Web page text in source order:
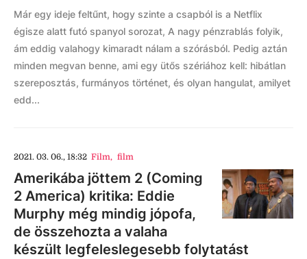
Már egy ideje feltűnt, hogy szinte a csapból is a Netflix
égisze alatt futó spanyol sorozat, A nagy pénzrablás folyik,
ám eddig valahogy kimaradt nálam a szórásból. Pedig aztán
minden megvan benne, ami egy ütős szériához kell: hibátlan
szereposztás, furmányos történet, és olyan hangulat, amilyet
edd...
2021. 03. 06., 18:32 Film, film
Amerikába jöttem 2 (Coming
2 America) kritika: Eddie
Murphy még mindig jópofa,
de összehozta a valaha
készült legfeleslegesebb folytatást